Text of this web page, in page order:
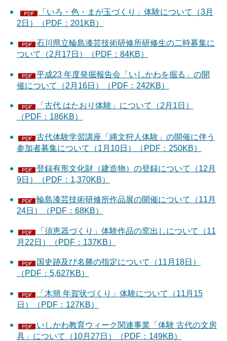
「いろ・色・まが玉づくり」体験について（3月
2日）（PDF：201KB）
石川県立輪島漆芸技術研修所研修生の二時募集に
ついて（2月17日）（PDF：84KB）
平成23 年度発掘報告会「いしかわを掘る」の開
催について（2月16日）（PDF：242KB）
「古代 はたおり体験」について（2月1日）
（PDF：186KB）
古代体験学習講座「縄文狩人体験」の開催に伴う
参加者募集について（1月10日）（PDF：250KB）
登録有形文化財（建造物）の登録について（12月
9日）（PDF：1,370KB）
輪島漆芸技術研修所作品展の開催について（11月
24日）（PDF：68KB）
「須恵器づくり」体験作品の窯出しについて（11
月22日）（PDF：137KB）
国史跡及び名勝の指定について（11月18日）
（PDF：5,627KB）
「木簡 年賀状づくり」体験について（11月15
日）（PDF：127KB）
いしかわ教育ウィーク関連事業「体験 古代の文房
具」について（10月27日）（PDF：149KB）